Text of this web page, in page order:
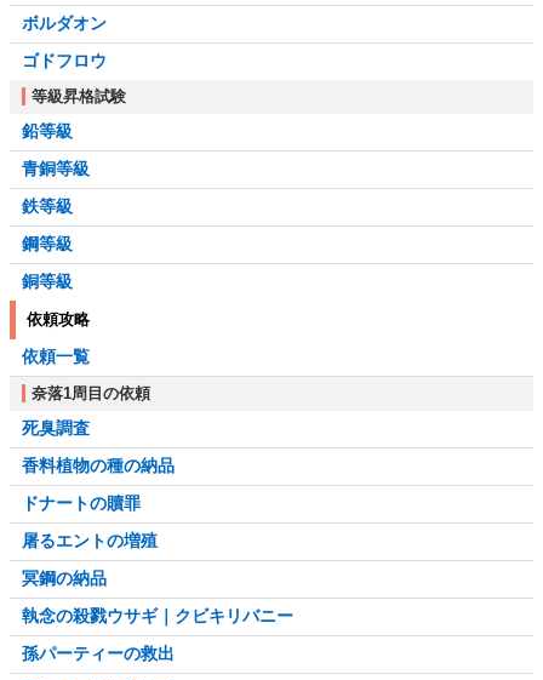
ボルダオン
ゴドフロウ
等級昇格試験
鉛等級
青銅等級
鉄等級
鋼等級
銅等級
依頼攻略
依頼一覧
奈落1周目の依頼
死臭調査
香料植物の種の納品
ドナートの贖罪
屠るエントの増殖
冥鋼の納品
執念の殺戮ウサギ｜クビキリバニー
孫パーティーの救出